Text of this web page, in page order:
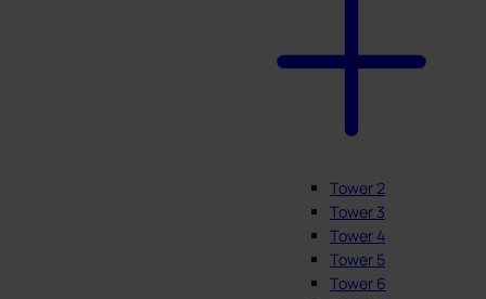
Tower 2
Tower 3
Tower 4
Tower 5
Tower 6